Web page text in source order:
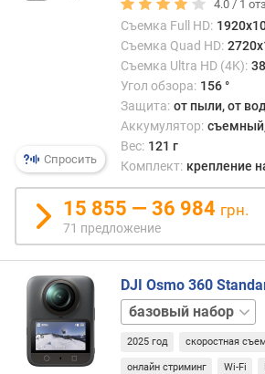
у
п
р
е
д
л
о
ж
е
н
и
Спросить
BundleMacro
Lens
Mod
BundleSpecialty
Bundle Ultra
Wide
Lens
Mod
Bundle
4.0 / 1
Съемка Full HD:
Съемка Quad HD:
Съемка Ultra HD (4K):
Угол обзора: 156 °
Защита: от пыли, от
Аккумулятор:
Вес: 121 г
Комплект: крепление
15 855 — 36 984 грн.
71 предложение
DJI Osmo 360
Adventure
2025 год скоростная
онлайн стриминг Wi-Fi